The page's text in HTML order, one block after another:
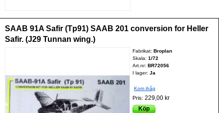
SAAB 91A Safir (Tp91) SAAB 201 conversion for Heller
Safir. (J29 Tunnan wing.)
Fabrikat:Broplan
Skala:1/72
Art.nr:BR72056
I lager: Ja
Kom ihåg
Pris:229,00 kr
Köp